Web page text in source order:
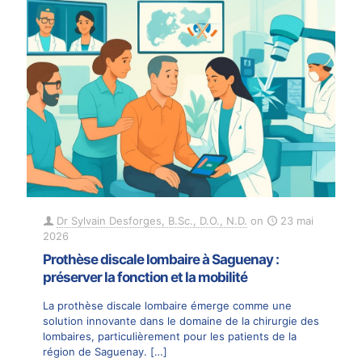
Dr Sylvain Desforges, B.Sc., D.O., N.D. on
23 mai
2026
Prothèse discale lombaire à Saguenay :
préserver la fonction et la mobilité
La prothèse discale lombaire émerge comme une
solution innovante dans le domaine de la chirurgie des
lombaires, particulièrement pour les patients de la
région de Saguenay. […]